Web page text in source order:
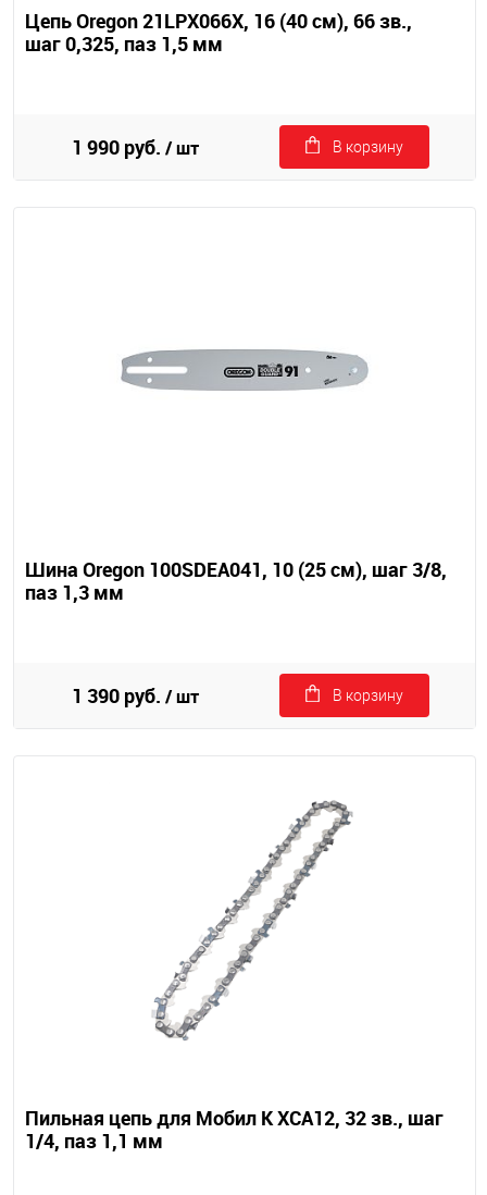
Цепь Oregon 21LPX066X, 16 (40 см), 66 зв.,
шаг 0,325, паз 1,5 мм
1 990 руб. / шт В корзину
Шина Oregon 100SDEA041, 10 (25 см), шаг 3/8,
паз 1,3 мм
1 390 руб. / шт В корзину
Пильная цепь для Мобил К XCA12, 32 зв., шаг
1/4, паз 1,1 мм